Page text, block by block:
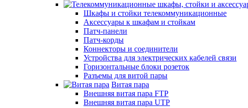
Шкафы и стойки телекоммуникационные
Аксессуары к шкафам и стойкам
Патч-панели
Патч-корды
Коннекторы и соединители
Устройства для электрических кабелей связи
Горизонтальные блоки розеток
Разъемы для витой пары
Витая пара
Внешняя витая пара FTP
Внешняя витая пара UTP